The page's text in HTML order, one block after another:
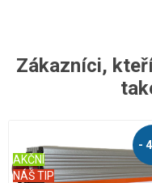
Zákazníci,
-
NÁŠ TIP
AKČNÍ